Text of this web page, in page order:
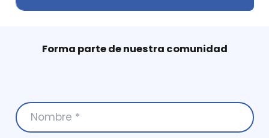
Forma parte de nuestra comunidad